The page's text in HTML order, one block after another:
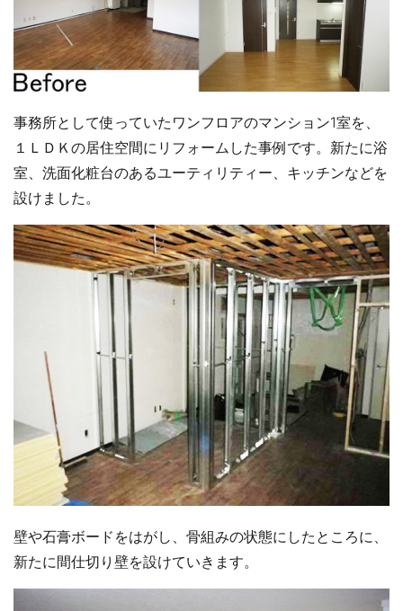
事務所として使っていたワンフロアのマンション1室を、
１ＬＤＫの居住空間にリフォームした事例です。新たに浴
室、洗面化粧台のあるユーティリティー、キッチンなどを
設けました。
壁や石膏ボードをはがし、骨組みの状態にしたところに、
新たに間仕切り壁を設けていきます。